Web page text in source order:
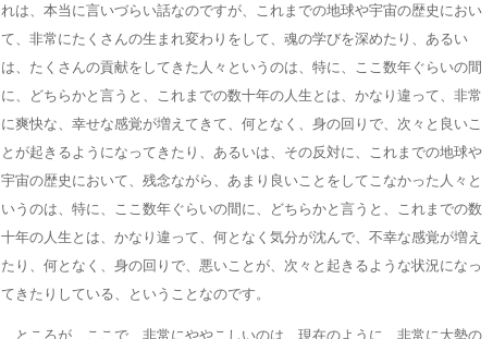
れは、本当に言いづらい話なのですが、これまでの地球や宇宙の歴史におい
て、非常にたくさんの生まれ変わりをして、魂の学びを深めたり、あるい
は、たくさんの貢献をしてきた人々というのは、特に、ここ数年ぐらいの間
に、どちらかと言うと、これまでの数十年の人生とは、かなり違って、非常
に爽快な、幸せな感覚が増えてきて、何となく、身の回りで、次々と良いこ
とが起きるようになってきたり、あるいは、その反対に、これまでの地球や
宇宙の歴史において、残念ながら、あまり良いことをしてこなかった人々と
いうのは、特に、ここ数年ぐらいの間に、どちらかと言うと、これまでの数
十年の人生とは、かなり違って、何となく気分が沈んで、不幸な感覚が増え
たり、何となく、身の回りで、悪いことが、次々と起きるような状況になっ
てきたりしている、ということなのです。
ところが、ここで、非常にややこしいのは、現在のように、非常に大勢の